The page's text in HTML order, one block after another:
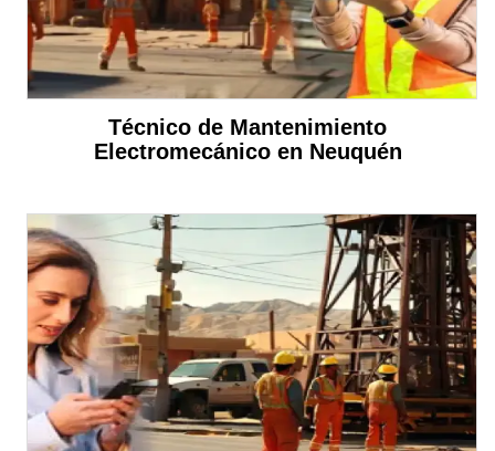
Técnico de Mantenimiento
Electromecánico en Neuquén